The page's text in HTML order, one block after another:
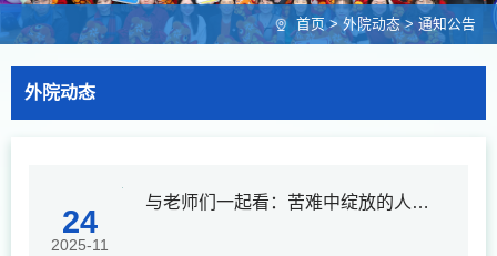
首页 > 外院动态 > 通知公告
外院动态
24
2025-11
与老师们一起看：苦难中绽放的人性之光——音乐剧《悲惨世界》